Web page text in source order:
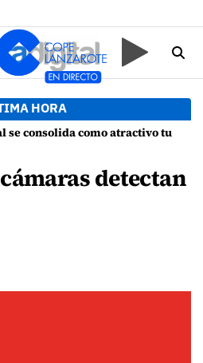
HORA
turístico y agente dinamizador de la economía de Lanzarote
detectan